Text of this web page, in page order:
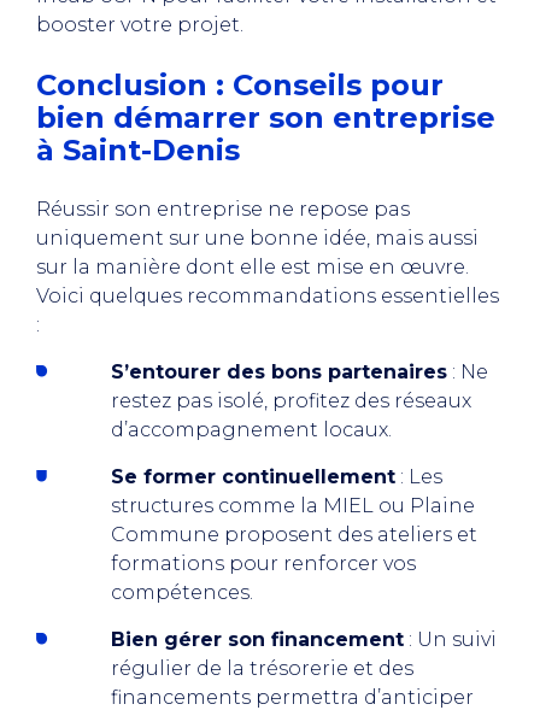
booster votre projet.
Conclusion : Conseils pour
bien démarrer son entreprise
à Saint-Denis
Réussir son entreprise ne repose pas
uniquement sur une bonne idée, mais aussi
sur la manière dont elle est mise en œuvre.
Voici quelques recommandations essentielles
:
S’entourer des bons partenaires : Ne
restez pas isolé, profitez des réseaux
d’accompagnement locaux.
Se former continuellement : Les
structures comme la MIEL ou Plaine
Commune proposent des ateliers et
formations pour renforcer vos
compétences.
Bien gérer son financement : Un suivi
régulier de la trésorerie et des
financements permettra d’anticiper